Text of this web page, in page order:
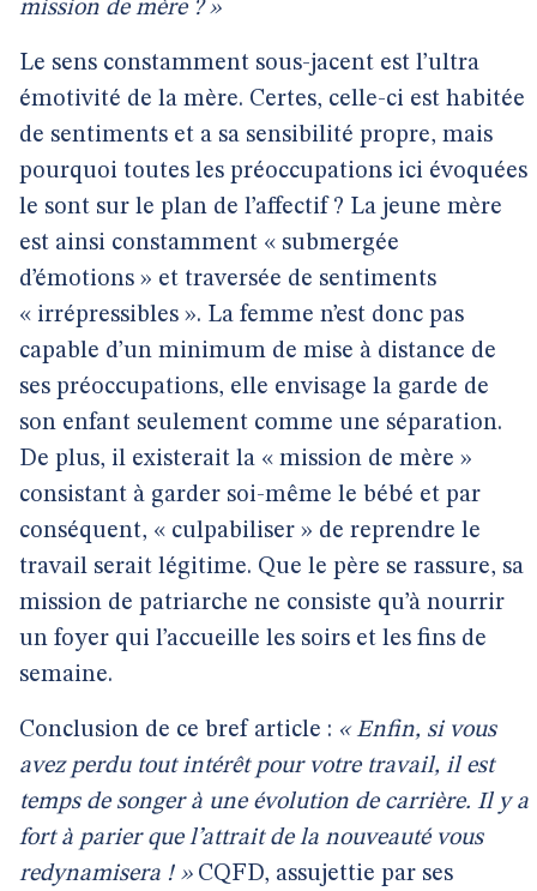
mission de mère ? »
Le sens constamment sous-jacent est l’ultra
émotivité de la mère. Certes, celle-ci est habitée
de sentiments et a sa sensibilité propre, mais
pourquoi toutes les préoccupations ici évoquées
le sont sur le plan de l’affectif ? La jeune mère
est ainsi constamment « submergée
d’émotions » et traversée de sentiments
« irrépressibles ». La femme n’est donc pas
capable d’un minimum de mise à distance de
ses préoccupations, elle envisage la garde de
son enfant seulement comme une séparation.
De plus, il existerait la « mission de mère »
consistant à garder soi-même le bébé et par
conséquent, « culpabiliser » de reprendre le
travail serait légitime. Que le père se rassure, sa
mission de patriarche ne consiste qu’à nourrir
un foyer qui l’accueille les soirs et les fins de
semaine.
Conclusion de ce bref article : « Enfin, si vous
avez perdu tout intérêt pour votre travail, il est
temps de songer à une évolution de carrière. Il y a
fort à parier que l’attrait de la nouveauté vous
redynamisera ! »CQFD, assujettie par ses